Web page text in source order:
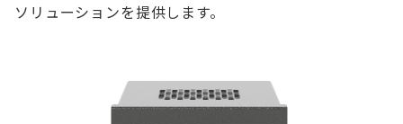
ソリューションを提供します。